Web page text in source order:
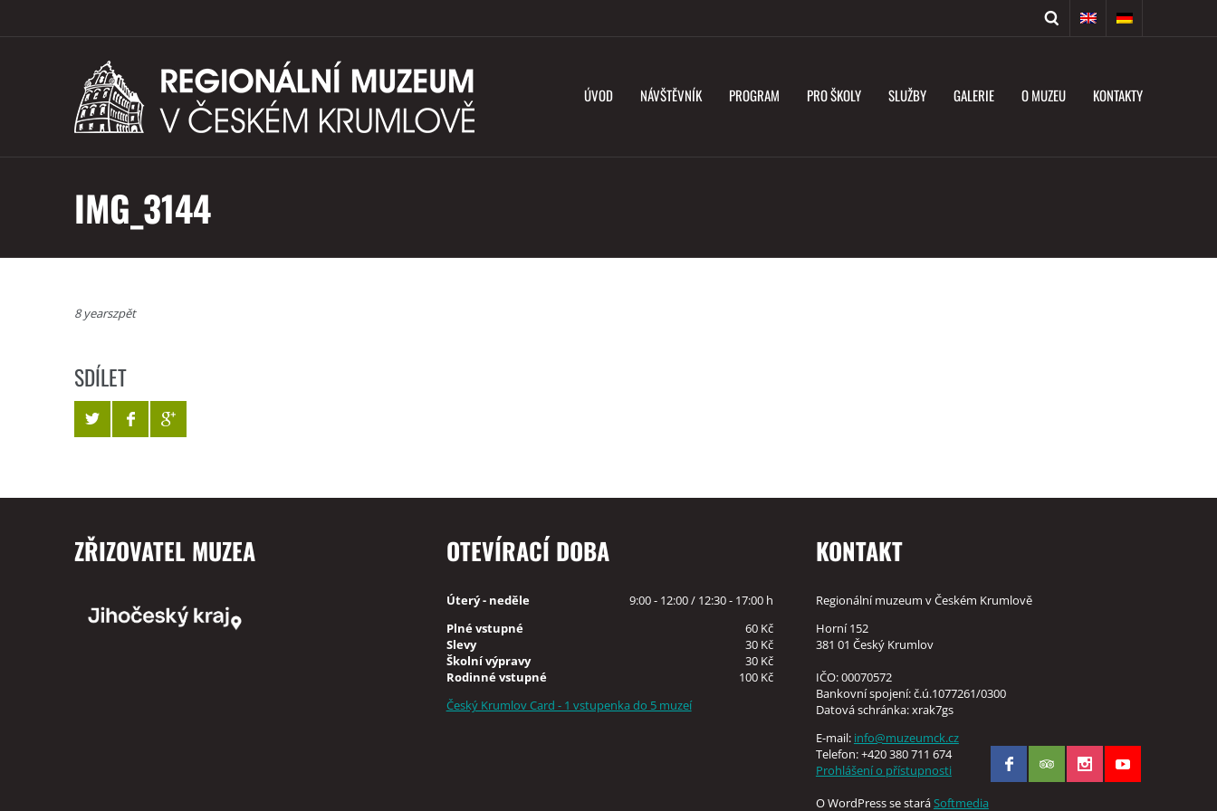
ÚVOD NÁVŠTĚVNÍK PROGRAM PRO ŠKOLY SLUŽBY GALERIE O MUZEU KONTAKTY
IMG_3144
8 yearszpět
SDÍLET
ZŘIZOVATEL MUZEA OTEVÍRACÍ DOBA
Úterý - neděle
9:00 - 12:00 / 12:30 - 17:00 h
Plné vstupné
60 Kč
Slevy
30 Kč
Školní výpravy
30 Kč
Rodinné vstupné
100 Kč
Český Krumlov Card - 1 vstupenka do 5 muzeí
KONTAKT
Regionální muzeum v Českém Krumlově
Horní 152
381 01 Český Krumlov
IČO: 00070572
Bankovní spojení: č.ú.1077261/0300
Datová schránka: xrak7gs
E-mail: info@muzeumck.cz
Telefon: +420 380 711 674
Prohlášení o přístupnosti
O WordPress se staráSoftmedia